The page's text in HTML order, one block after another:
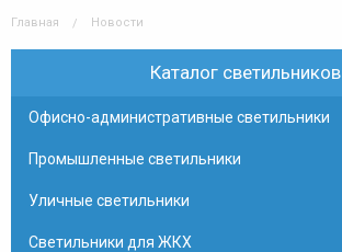
Главная Новости
Каталог светильников
Офисно-административные светильники
Промышленные светильники
Уличные светильники
Светильники для ЖКХ